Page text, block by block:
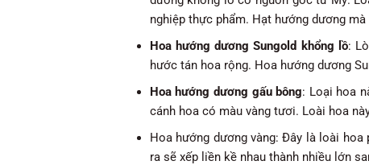
nghiệp thực phẩm. Hạt hướng dương
Hoa hướng dương Sungold khổng lồ:
hước tán hoa rộng. Hoa hướng dương
Hoa hướng dương gấu bông: Loại hoa
cánh hoa có màu vàng tươi. Loài hoa
Hoa hướng dương vàng: Đây là loài
ra sẽ xếp liền kề nhau thành nhiều lớn